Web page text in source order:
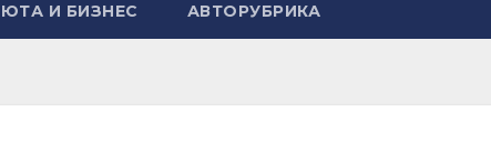
И БИЗНЕС АВТОРУБРИКА